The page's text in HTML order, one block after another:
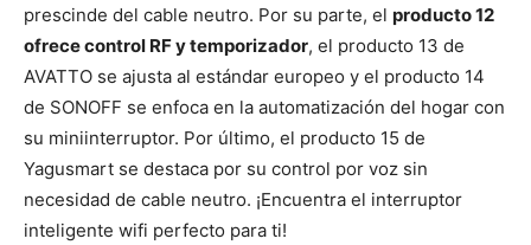
prescinde del cable neutro. Por su parte, el producto 12
ofrece control RF y temporizador, el producto 13 de
AVATTO se ajusta al estándar europeo y el producto 14
de SONOFF se enfoca en la automatización del hogar con
su miniinterruptor. Por último, el producto 15 de
Yagusmart se destaca por su control por voz sin
necesidad de cable neutro. ¡Encuentra el interruptor
inteligente wifi perfecto para ti!